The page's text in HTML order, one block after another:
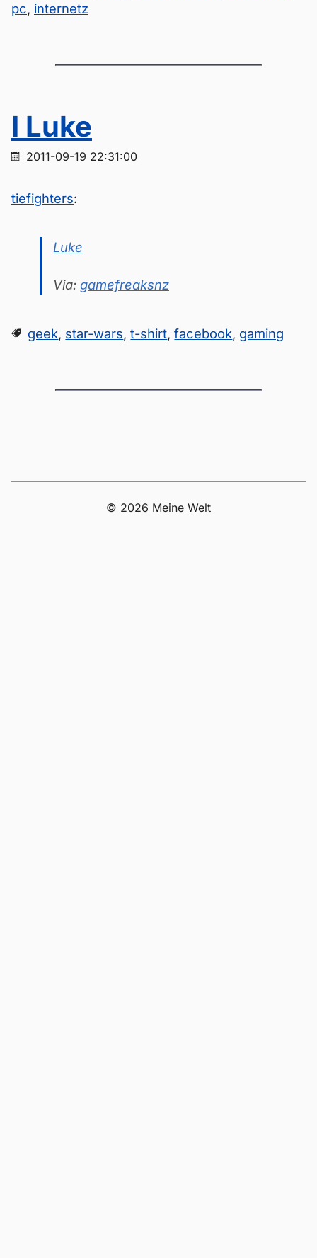
pc, internetz
I Luke
2011-09-19 22:31:00
tiefighters:
Luke
Via: gamefreaksnz
geek, star-wars,t-shirt,facebook, gaming
© 2026 Meine Welt